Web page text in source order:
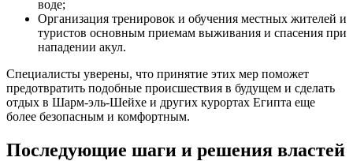
воде;
Организация тренировок и обучения местных жителей и
туристов основным приемам выживания и спасения при
нападении акул.
Специалисты уверены, что принятие этих мер поможет
предотвратить подобные происшествия в будущем и сделать
отдых в Шарм-эль-Шейхе и других курортах Египта еще
более безопасным и комфортным.
Последующие шаги и решения властей